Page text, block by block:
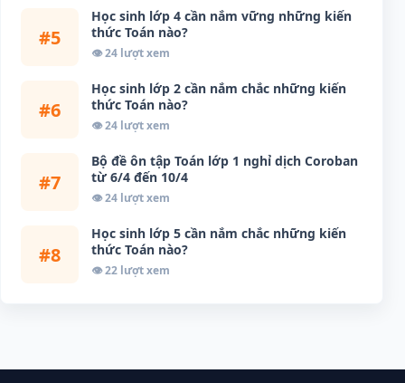
#5
Học sinh lớp 4 cần nắm vững những kiến
thức Toán nào?
👁 24 lượt xem
#6
Học sinh lớp 2 cần nắm chắc những kiến
thức Toán nào?
👁 24 lượt xem
#7
Bộ đề ôn tập Toán lớp 1 nghỉ dịch Coroban
từ 6/4 đến 10/4
👁 24 lượt xem
#8
Học sinh lớp 5 cần nắm chắc những kiến
thức Toán nào?
👁 22 lượt xem